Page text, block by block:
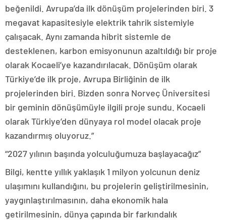
beğenildi. Avrupa’da ilk dönüşüm projelerinden biri. 3
megavat kapasitesiyle elektrik tahrik sistemiyle
çalışacak. Aynı zamanda hibrit sistemle de
desteklenen, karbon emisyonunun azaltıldığı bir proje
olarak Kocaeli’ye kazandırılacak. Dönüşüm olarak
Türkiye’de ilk proje, Avrupa Birliğinin de ilk
projelerinden biri. Bizden sonra Norveç Üniversitesi
bir geminin dönüşümüyle ilgili proje sundu. Kocaeli
olarak Türkiye’den dünyaya rol model olacak proje
kazandırmış oluyoruz.”
“2027 yılının başında yolculuğumuza başlayacağız”
Bilgi, kentte yıllık yaklaşık 1 milyon yolcunun deniz
ulaşımını kullandığını, bu projelerin geliştirilmesinin,
yaygınlaştırılmasının, daha ekonomik hala
getirilmesinin, dünya çapında bir farkındalık